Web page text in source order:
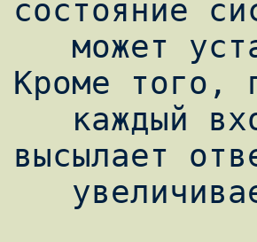
состояние
Кроме того,
высылает